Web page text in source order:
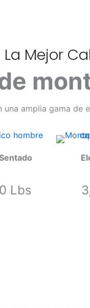
La Mejor
una amplia gama de
Lbs